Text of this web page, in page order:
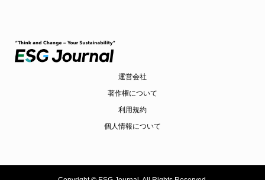
運営会社
著作権について
利用規約
個人情報について